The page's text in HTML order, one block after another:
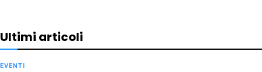
Ultimi articoli
EVENTI